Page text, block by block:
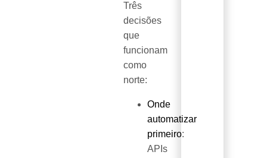
Três
decisões
que
funcionam
como
norte:
Onde
automatizar
primeiro:
APIs